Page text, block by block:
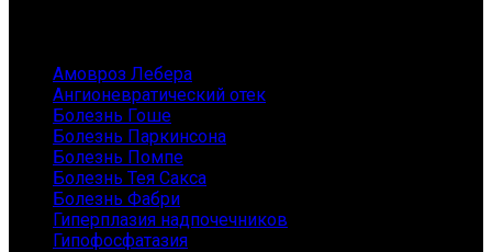
Амовроз Лебера
Ангионевратический отек
Болезнь Гоше
Болезнь Паркинсона
Болезнь Помпе
Болезнь Тея Сакса
Болезнь Фабри
Гиперплазия надпочечников
Гипофосфатазия